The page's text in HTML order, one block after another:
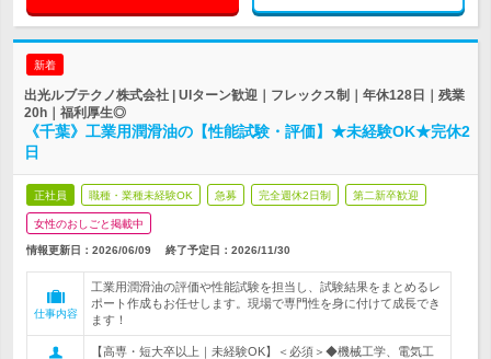
新着
出光ルブテクノ株式会社 | UIターン歓迎｜フレックス制｜年休128日｜残業
20h｜福利厚生◎
《千葉》工業用潤滑油の【性能試験・評価】★未経験OK★完休2
日
正社員 職種・業種未経験OK 急募 完全週休2日制 第二新卒歓迎
女性のおしごと掲載中
情報更新日：2026/06/09 終了予定日： 2026/11/30
仕事内容
工業用潤滑油の評価や性能試験を担当し、試験結果をまとめるレ
ポート作成もお任せします。現場で専門性を身に付けて成長でき
ます！
【高専・短大卒以上｜未経験OK】＜必須＞◆機械工学、電気工